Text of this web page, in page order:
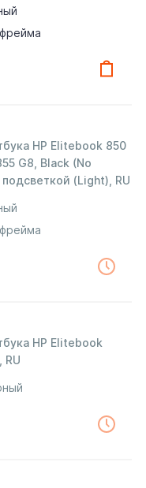
HP Elitebook 850
G8, Black (No
(Light), RU
HP Elitebook
RU